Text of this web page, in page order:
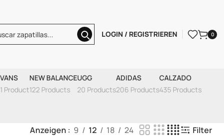
LOGIN / REGISTRIEREN
0
VANS
1 Product
NEW BALANCE
122 Products
UGG
20 Products
ADIDAS
206 Products
CALZADO
435 Products
Anzeigen 9 12 18 24 Filter